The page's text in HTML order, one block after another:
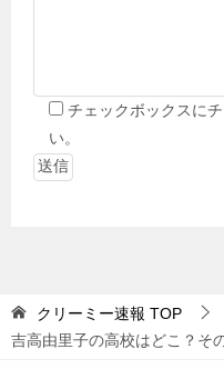
チェックボックスに
い。
クリーミー速報 TOP
吉高由里子の高校はどこ？そ